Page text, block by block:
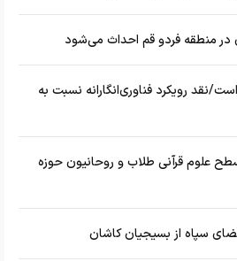
در منطقه فردو قم احداث می‌شود
نقد رویکرد فناوری‌انگارانه نسبت به
علوم قرآنی طلاب و روحانیون حوزه
سپاه از بسیجیان کاشان